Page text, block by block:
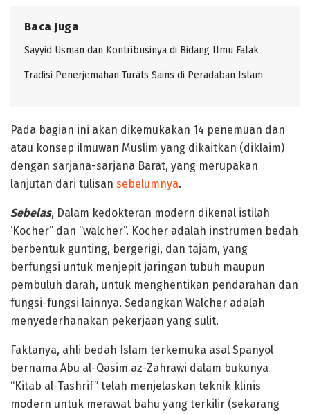
Baca Juga
Sayyid Usman dan Kontribusinya di Bidang Ilmu Falak
Tradisi Penerjemahan Turāts Sains di Peradaban Islam
Pada bagian ini akan dikemukakan 14 penemuan dan
atau konsep ilmuwan Muslim yang dikaitkan (diklaim)
dengan sarjana-sarjana Barat, yang merupakan
lanjutan dari tulisan sebelumnya.
Sebelas, Dalam kedokteran modern dikenal istilah
‘Kocher” dan “walcher”. Kocher adalah instrumen bedah
berbentuk gunting, bergerigi, dan tajam, yang
berfungsi untuk menjepit jaringan tubuh maupun
pembuluh darah, untuk menghentikan pendarahan dan
fungsi-fungsi lainnya. Sedangkan Walcher adalah
menyederhanakan pekerjaan yang sulit.
Faktanya, ahli bedah Islam terkemuka asal Spanyol
bernama Abu al-Qasim az-Zahrawi dalam bukunya
“Kitab al-Tashrif” telah menjelaskan teknik klinis
modern untuk merawat bahu yang terkilir (sekarang